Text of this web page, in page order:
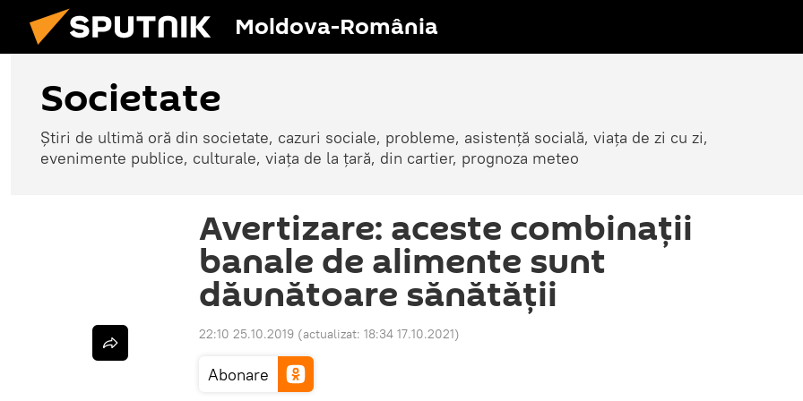
Moldova-România
Societate
Știri de ultimă oră din societate, cazuri sociale, probleme, asistență socială, viața de zi cu zi,
evenimente publice, culturale, viața de la țară, din cartier, prognoza meteo
Avertizare: aceste combinaţii
banale de alimente sunt
dăunătoare sănătăţii
22:10 25.10.2019 (actualizat: 18:34 17.10.2021)
Abonare